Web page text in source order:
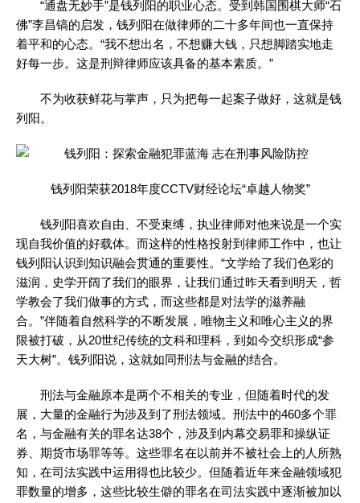
“通盘无妙手”是钱列阳的职业心态。受到韩国围棋大师“石
佛”李昌镐的启发，钱列阳在做律师的二十多年间也一直保持
着平和的心态。“我不想出名，不想赚大钱，只想脚踏实地走
好每一步。这是刑辩律师应该具备的基本素质。”
不为收获鲜花与掌声，只为把每一起案子做好，这就是钱
列阳。
钱列阳荣获2018年度CCTV财经论坛“卓越人物奖”
钱列阳喜欢自由、不受束缚，执业律师对他来说是一个实
现自我价值的好载体。而这样的性格投射到律师工作中，也让
钱列阳认识到知识融会贯通的重要性。“文学给了我们色彩的
滋润，史学开阔了我们的眼界，让我们通过昨天看到明天，哲
学教会了我们做事的方式，而这些都是对法学的滋养融
合。”伴随着自然科学的不断发展，唯物主义和唯心主义的界
限被打破，从20世纪传统的文科和理科，到如今交织形成“参
天大树”。钱列阳说，这就如同刑法与金融的结合。
刑法与金融原本是两个不相关的专业，但随着时代的发
展，大量的金融行为涉及到了刑法领域。刑法中的460多个罪
名，与金融有关的罪名达38个，涉及到内幕交易罪和操纵证
券、期货市场罪等等。这些罪名在以前并不被社会上的人所熟
知，在司法实践中运用得也比较少。但随着近年来金融领域犯
罪数量的增多，这些比较生僻的罪名在司法实践中逐渐被加以